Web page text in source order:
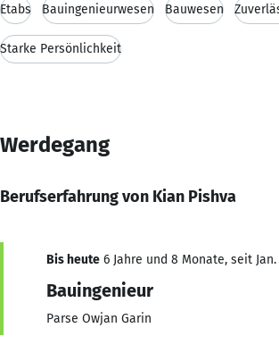
Etabs Bauingenieurwesen Bauwesen
Starke Persönlichkeit
Werdegang
Berufserfahrung von Kian Pishva
Bis heute 6 Jahre und 8 Monate, seit Jan.
Bauingenieur
Parse Owjan Garin